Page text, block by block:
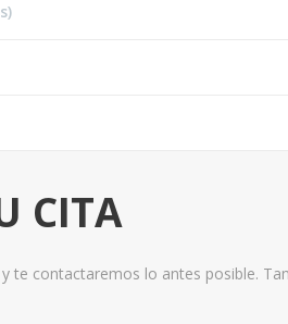
CITA
te contactaremos lo antes posible.